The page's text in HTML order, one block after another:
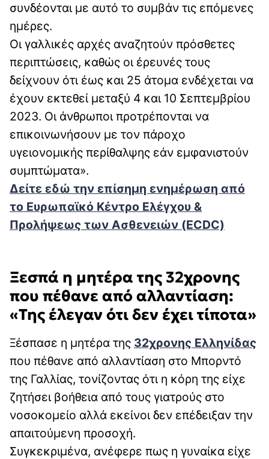
συνδέονται με αυτό το συμβάν τις επόμενες
ημέρες.
Οι γαλλικές αρχές αναζητούν πρόσθετες
περιπτώσεις, καθώς οι έρευνές τους
δείχνουν ότι έως και 25 άτομα ενδέχεται να
έχουν εκτεθεί μεταξύ 4 και 10 Σεπτεμβρίου
2023. Οι άνθρωποι προτρέπονται να
επικοινωνήσουν με τον πάροχο
υγειονομικής περίθαλψης εάν εμφανιστούν
συμπτώματα».
Δείτε εδώ την επίσημη ενημέρωση από
το Ευρωπαϊκό Κέντρο Ελέγχου &
Προλήψεως των Ασθενειών (ECDC)
Ξεσπά η μητέρα της 32χρονης
που πέθανε από αλλαντίαση:
«Της έλεγαν ότι δεν έχει τίποτα»
Ξέσπασε η μητέρα της 32χρονης Ελληνίδας
που πέθανε από αλλαντίαση στο Μπορντό
της Γαλλίας, τονίζοντας ότι η κόρη της είχε
ζητήσει βοήθεια από τους γιατρούς στο
νοσοκομείο αλλά εκείνοι δεν επέδειξαν την
απαιτούμενη προσοχή.
Συγκεκριμένα, ανέφερε πως η γυναίκα είχε